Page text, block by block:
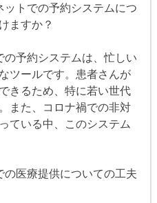
ットでの予約システムにつ
ますか？
予約システムは、忙しい
ツールです。患者さんが
きるため、特に若い世代
また、コロナ禍での非対
ている中、このシステム
の医療提供についての工夫